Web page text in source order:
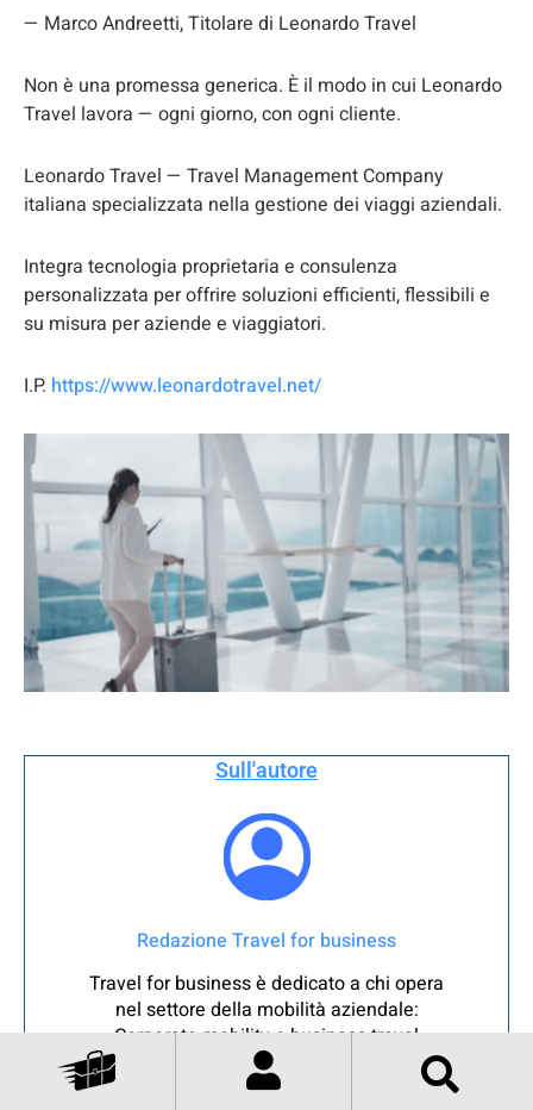
— Marco Andreetti, Titolare di Leonardo Travel
Non è una promessa generica. È il modo in cui Leonardo
Travel lavora — ogni giorno, con ogni cliente.
Leonardo Travel — Travel Management Company
italiana specializzata nella gestione dei viaggi aziendali.
Integra tecnologia proprietaria e consulenza
personalizzata per offrire soluzioni efficienti, flessibili e
su misura per aziende e viaggiatori.
I.P. https://www.leonardotravel.net/
Sull'autore
Redazione Travel for business
Travel for business è dedicato a chi opera
nel settore della mobilità aziendale:
Corporate mobility e business travel
manager, e per i viaggiatori d'affari che
ricercano informazioni e approfondimenti